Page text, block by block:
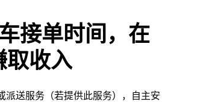
接单时间，在
取收入
送服务（若提供此服务），自主安